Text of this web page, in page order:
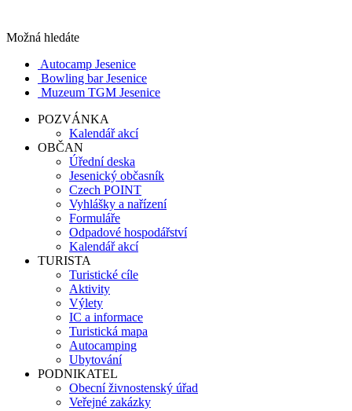
Možná hledáte
Autocamp Jesenice
Bowling bar Jesenice
Muzeum TGM Jesenice
POZVÁNKA
Kalendář akcí
OBČAN
Úřední deska
Jesenický občasník
Czech POINT
Vyhlášky a nařízení
Formuláře
Odpadové hospodářství
Kalendář akcí
TURISTA
Turistické cíle
Aktivity
Výlety
IC a informace
Turistická mapa
Autocamping
Ubytování
PODNIKATEL
Obecní živnostenský úřad
Veřejné zakázky